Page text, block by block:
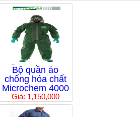
Bộ quần áo
chống hóa chất
Microchem 4000
Giá: 1,150,000